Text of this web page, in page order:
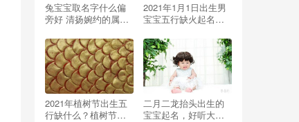
兔宝宝取名字什么偏
旁好 清扬婉约的属兔
2021年1月1日出生男
宝宝五行缺火起名，
么字？
2021年植树节出生五
行缺什么？植树节出
二月二龙抬头出生的
宝宝起名，好听大气